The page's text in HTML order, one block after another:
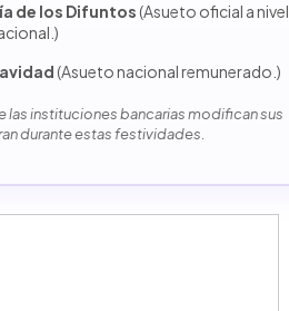
de los Difuntos(Asueto oficial a nivel
(Asueto nacional remunerado.)
las instituciones bancarias modifican sus
durante estas festividades.